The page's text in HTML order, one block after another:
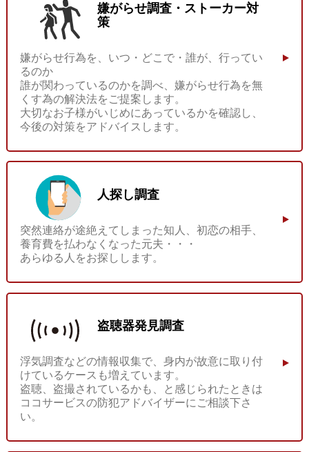
嫌がらせ調査・ストーカー対
策
嫌がらせ行為を、いつ・どこで・誰が、行ってい
るのか
誰が関わっているのかを調べ、嫌がら​せ行為を無
くす為の解決法をご提案します。
大切なお子様がいじめにあっているかを確認し、
今後の対策をアドバイスします。
人探し調査
突然連絡が途絶えてしまった知人、初恋の相手、
養育費を払わなくなった元夫・・・
あらゆる人をお探しします。
盗聴器発見調査
浮気調査などの情報収集で、身内が故意に取り付
けているケースも増えています。
盗聴、盗撮されているかも、と感じられたときは
ココサービスの防犯アドバイザーにご相談下さ
い。